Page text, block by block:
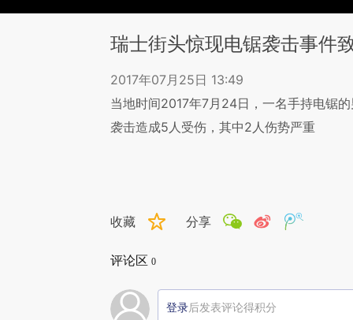
瑞士街头惊现电锯袭击事件
2017年07月25日 13:49
当地时间2017年7月24日，一名手持电锯
袭击造成5人受伤，其中2人伤势严重
收藏 分享
评论区 0
登录后发表评论得积分